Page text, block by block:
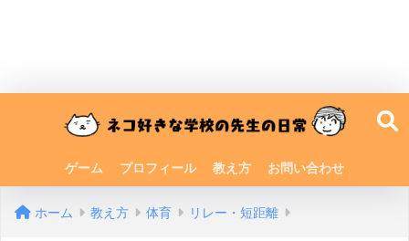
ゲーム プロフィール 教え方 お問い合わせ
ホーム 教え方 体育 リレー・短距離